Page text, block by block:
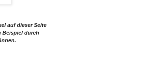
auf dieser Seite
Beispiel durch